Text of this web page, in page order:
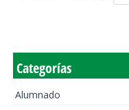
Categorías
Alumnado